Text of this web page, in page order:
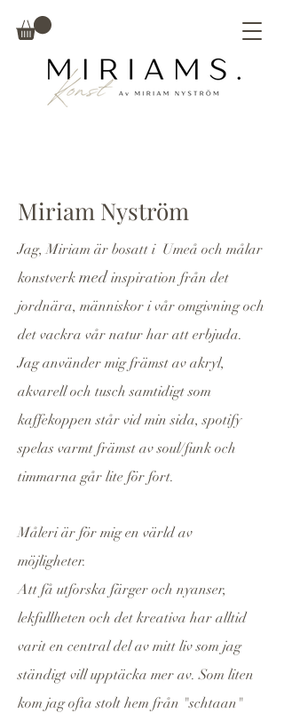
Miriam Nyström
Jag, Miriam är bosatt i Umeå och målar
konstverk medinspiration från det
jordnära, människor i vår omgivning och
det vackra vår natur har att erbjuda.
Jag använder mig främst av akryl,
akvarell och tusch samtidigt som
kaffekoppen står vid min sida, spotify
spelas varmt främst av soul/funk och
timmarna går lite för fort.
Måleri är för mig en värld av
möjligheter.
Att få utforska färger och nyanser,
lekfullheten och det kreativa har alltid
varit en central del av mitt liv som jag
ständigt vill upptäcka mer av. Som liten
kom jag ofta stolt hem från "schtaan"